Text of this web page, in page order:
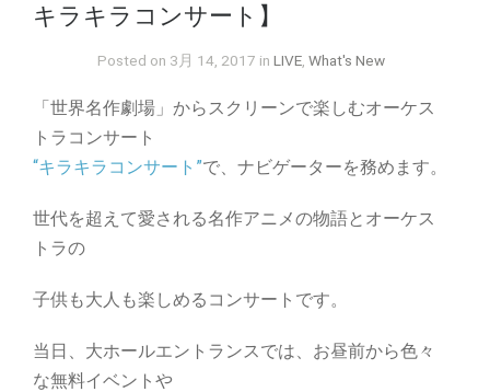
キラキラコンサート】
Posted on 3月 14, 2017 in LIVE, What's New
「世界名作劇場」からスクリーンで楽しむオーケス
トラコンサート
“キラキラコンサート”で、ナビゲーターを務めます。
世代を超えて愛される名作アニメの物語とオーケス
トラの
子供も大人も楽しめるコンサートです。
当日、大ホールエントランスでは、お昼前から色々
な無料イベントや